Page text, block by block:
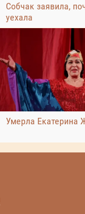
Собчак заявила,
уехала
Умерла Екатерина